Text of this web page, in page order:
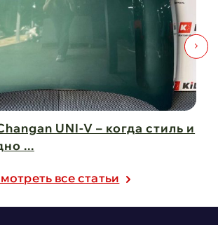
UNI-V – когда стиль и
...
все статьи